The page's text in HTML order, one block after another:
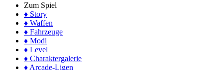
Zum Spiel
♦ Story
♦ Waffen
♦ Fahrzeuge
♦ Modi
♦ Level
♦ Charaktergalerie
♦ Arcade-Ligen